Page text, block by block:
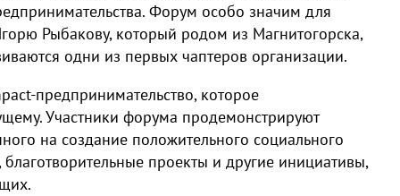
Форум особо значим для
Рыбакову, который родом из Магнитогорска,
одни из первых чаптеров организации.
предпринимательство, которое
Участники форума продемонстрируют
на создание положительного социального
проекты и другие инициативы,